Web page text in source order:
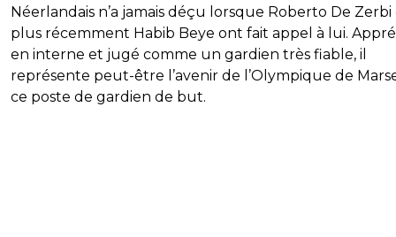
Néerlandais n’a jamais déçu lorsque Roberto De Zerbi
plus récemment Habib Beye ont fait appel à lui.
en interne et jugé comme un gardien très fiable, il
représente peut-être l’avenir de l’Olympique de
ce poste de gardien de but.